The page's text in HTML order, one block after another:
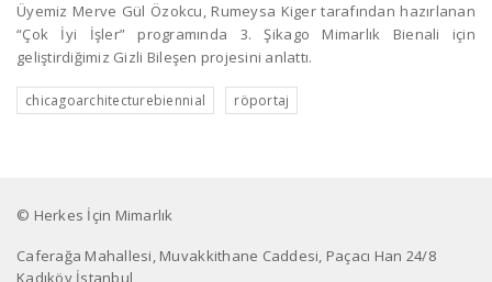
Üyemiz Merve Gül Özokcu, Rumeysa Kiger tarafından hazırlanan
“Çok İyi İşler” programında 3. Şikago Mimarlık Bienali için
geliştirdiğimiz Gizli Bileşen projesini anlattı.
chicagoarchitecturebiennial röportaj
© Herkes İçin Mimarlık
Caferağa Mahallesi, Muvakkithane Caddesi, Paçacı Han 24/8
Kadıköy İstanbul